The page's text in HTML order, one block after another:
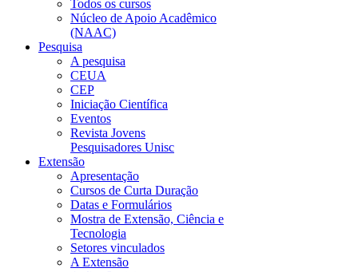
Todos os cursos
Núcleo de Apoio Acadêmico
(NAAC)
Pesquisa
A pesquisa
CEUA
CEP
Iniciação Científica
Eventos
Revista Jovens
Pesquisadores Unisc
Extensão
Apresentação
Cursos de Curta Duração
Datas e Formulários
Mostra de Extensão, Ciência e
Tecnologia
Setores vinculados
A Extensão